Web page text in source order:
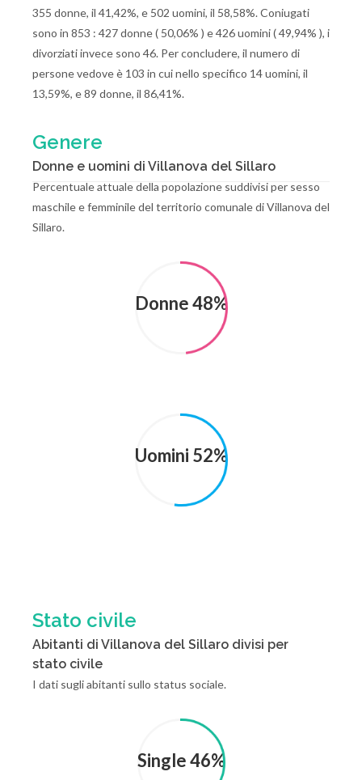
355 donne, il 41,42%, e 502 uomini, il 58,58%. Coniugati
sono in 853 : 427 donne ( 50,06% ) e 426 uomini ( 49,94% ), i
divorziati invece sono 46. Per concludere, il numero di
persone vedove è 103 in cui nello specifico 14 uomini, il
13,59%, e 89 donne, il 86,41%.
Genere
Donne e uomini di Villanova del Sillaro
Percentuale attuale della popolazione suddivisi per sesso
maschile e femminile del territorio comunale di Villanova del
Sillaro.
Donne 48%
Uomini 52%
Stato civile
Abitanti di Villanova del Sillaro divisi per
stato civile
I dati sugli abitanti sullo status sociale.
Single 46%